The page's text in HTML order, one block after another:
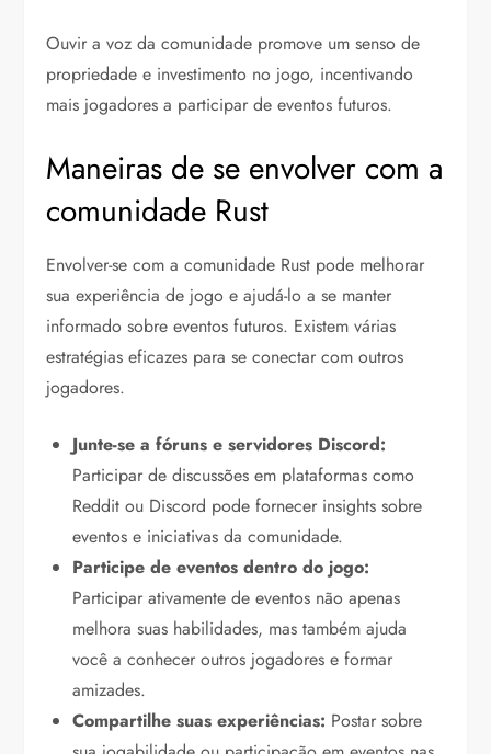
Ouvir a voz da comunidade promove um senso de
propriedade e investimento no jogo, incentivando
mais jogadores a participar de eventos futuros.
Maneiras de se envolver com a
comunidade Rust
Envolver-se com a comunidade Rust pode melhorar
sua experiência de jogo e ajudá-lo a se manter
informado sobre eventos futuros. Existem várias
estratégias eficazes para se conectar com outros
jogadores.
Junte-se a fóruns e servidores Discord:
Participar de discussões em plataformas como
Reddit ou Discord pode fornecer insights sobre
eventos e iniciativas da comunidade.
Participe de eventos dentro do jogo:
Participar ativamente de eventos não apenas
melhora suas habilidades, mas também ajuda
você a conhecer outros jogadores e formar
amizades.
Compartilhe suas experiências: Postar sobre